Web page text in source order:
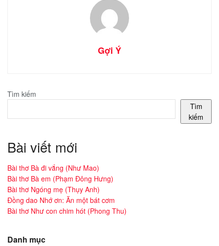
Gợi Ý
Tìm kiếm
Tìm
kiếm
Bài viết mới
Bài thơ Bà đi vắng (Như Mao)
Bài thơ Bà em (Phạm Đông Hưng)
Bài thơ Ngóng mẹ (Thụy Anh)
Đồng dao Nhớ ơn: Ăn một bát cơm
Bài thơ Như con chim hót (Phong Thu)
Danh mục